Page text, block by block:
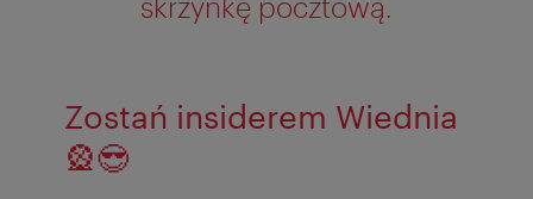
Zostań insiderem Wiednia
🎡😎